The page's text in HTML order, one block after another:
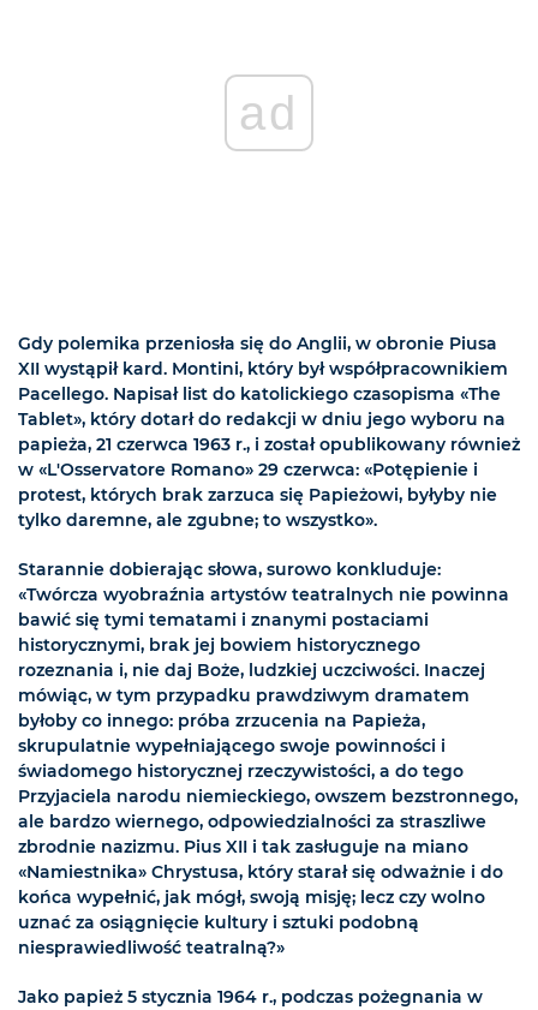
ad
Gdy polemika przeniosła się do Anglii, w obronie Piusa
XII wystąpił kard. Montini, który był współpracownikiem
Pacellego. Napisał list do katolickiego czasopisma «The
Tablet», który dotarł do redakcji w dniu jego wyboru na
papieża, 21 czerwca 1963 r., i został opublikowany również
w «L'Osservatore Romano» 29 czerwca: «Potępienie i
protest, których brak zarzuca się Papieżowi, byłyby nie
tylko daremne, ale zgubne; to wszystko».
Starannie dobierając słowa, surowo konkluduje:
«Twórcza wyobraźnia artystów teatralnych nie powinna
bawić się tymi tematami i znanymi postaciami
historycznymi, brak jej bowiem historycznego
rozeznania i, nie daj Boże, ludzkiej uczciwości. Inaczej
mówiąc, w tym przypadku prawdziwym dramatem
byłoby co innego: próba zrzucenia na Papieża,
skrupulatnie wypełniającego swoje powinności i
świadomego historycznej rzeczywistości, a do tego
Przyjaciela narodu niemieckiego, owszem bezstronnego,
ale bardzo wiernego, odpowiedzialności za straszliwe
zbrodnie nazizmu. Pius XII i tak zasługuje na miano
«Namiestnika» Chrystusa, który starał się odważnie i do
końca wypełnić, jak mógł, swoją misję; lecz czy wolno
uznać za osiągnięcie kultury i sztuki podobną
niesprawiedliwość teatralną?»
Jako papież 5 stycznia 1964 r., podczas pożegnania w